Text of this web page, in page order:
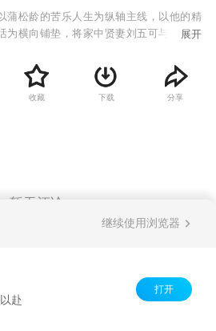
蒲松龄的苦乐人生为纵轴主线，以他的精
为横向铺垫，将家中贤妻刘五可与梦中情
摄入，百态神韵，个性鲜明。除蒲松龄之
采之外，还有贤妻之贤，情人之美，红莲
燕子之烈，女狐之情，华妖之媚，以及学
展开
收藏 下载 分享
暂无评论
继续使用浏览器
赴
打开